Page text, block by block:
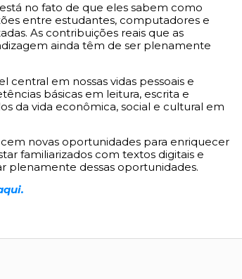
no fato de que eles sabem como
entre estudantes, computadores e
As contribuições reais que as
ainda têm de ser plenamente
em nossas vidas pessoais e
básicas em leitura, escrita e
da vida econômica, social e cultural em
novas oportunidades para enriquecer
familiarizados com textos digitais e
plenamente dessas oportunidades.